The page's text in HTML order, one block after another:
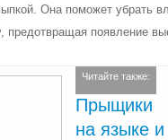
Она поможет убрать
предотвращая появление
Читайте также:
Прыщики
на языке и